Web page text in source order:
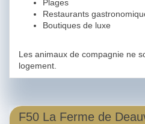
Plages
Restaurants
Boutiques de luxe
Les animaux de compagnie ne
logement.
F50 La Ferme de